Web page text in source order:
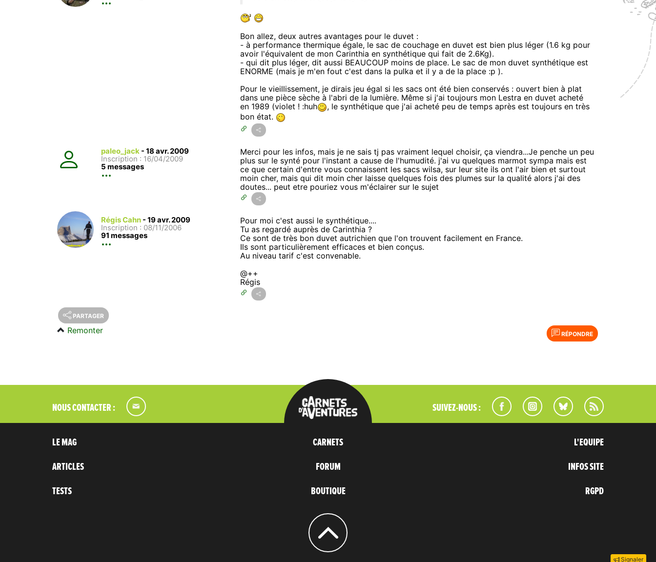
Bon allez, deux autres avantages pour le duvet :
- à performance thermique égale, le sac de couchage en duvet est bien plus léger (1.6 kg pour
avoir l'équivalent de mon Carinthia en synthétique qui fait de 2.6Kg).
- qui dit plus léger, dit aussi BEAUCOUP moins de place. Le sac de mon duvet synthétique est
ENORME (mais je m'en fout c'est dans la pulka et il y a de la place :p ).
Pour le vieillissement, je dirais jeu égal si les sacs ont été bien conservés : ouvert bien à plat
dans une pièce sèche à l'abri de la lumière. Même si j'ai toujours mon Lestra en duvet acheté
en 1989 (violet ! :huh
, le synthétique que j'ai acheté peu de temps après est toujours en très
bon état.
paleo_jack - 18 avr. 2009
Inscription : 16/04/2009
5 messages
Merci pour les infos, mais je ne sais tj pas vraiment lequel choisir, ça viendra...Je penche un peu
plus sur le synté pour l'instant a cause de l'humudité. j'ai vu quelques marmot sympa mais est
ce que certain d'entre vous connaissent les sacs wilsa, sur leur site ils ont l'air bien et surtout
moin cher, mais qui dit moin cher laisse quelques fois des plumes sur la qualité alors j'ai des
doutes... peut etre pouriez vous m'éclairer sur le sujet
Régis Cahn - 19 avr. 2009
Inscription : 08/11/2006
91 messages
Pour moi c'est aussi le synthétique....
Tu as regardé auprès de Carinthia ?
Ce sont de très bon duvet autrichien que l'on trouvent facilement en France.
Ils sont particulièrement efficaces et bien conçus.
Au niveau tarif c'est convenable.
@++
Régis
PARTAGER
RÉPONDRE
Remonter
Signaler
NOUS CONTACTER : SUIVEZ-NOUS :
LE MAG
ARTICLES
TESTS
CARNETS
FORUM
BOUTIQUE
L'EQUIPE
INFOS SITE
RGPD